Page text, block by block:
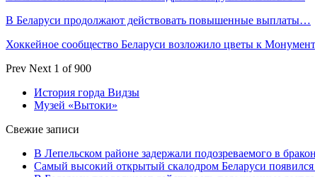
В Беларуси продолжают действовать повышенные выплаты…
Хоккейное сообщество Беларуси возложило цветы к
Prev Next 1 of 900
История горда Видзы
Музей «Вытоки»
Свежие записи
В Лепельском районе задержали подозреваемого в
Самый высокий открытый скалодром Беларуси